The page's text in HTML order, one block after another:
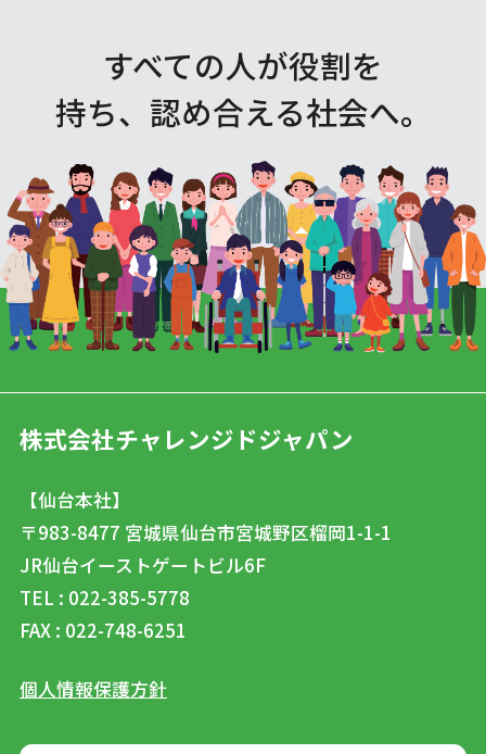
すべての人が役割を
持ち、認め合える社会へ。
株式会社チャレンジドジャパン
【仙台本社】
〒983-8477 宮城県仙台市宮城野区榴岡1-1-1
JR仙台イーストゲートビル6F
TEL : 022-385-5778
FAX : 022-748-6251
個人情報保護方針